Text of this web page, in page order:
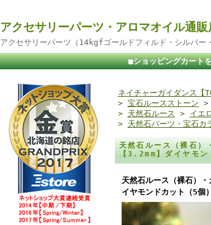
アクセサリーパーツ・アロマオイル通
アクセサリーパーツ（14kgfゴールドフィルド・シルバー
■ショッピングカート
ネイチャーガイダンス【
> 宝石ルースストーン >
> 天然石ルース > イエ
> 天然石パーツ・宝石カ
天然石ルース（裸石
【3.2mm】ダイヤモ
天然石ルース（裸石）
イヤモンドカット（5個